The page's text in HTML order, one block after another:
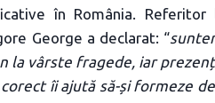
în România.
George a declarat: “
vârste fragede, iar
îi ajută să-și formeze